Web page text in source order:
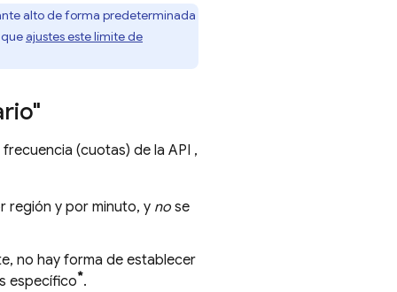
alto de forma predeterminada
ajustes este límite de
(cuotas) de la API ,
región y por minuto, y no se
no hay forma de establecer
específico*.